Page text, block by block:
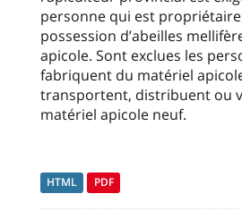
personne qui est
possession d’abeilles
apicole. Sont exclues les
fabriquent du matériel
transportent, distribuent ou
matériel apicole neuf.
HTML PDF